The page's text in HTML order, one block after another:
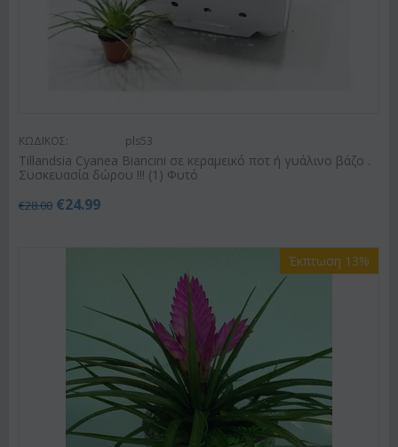
ΚΩΔΙΚΟΣ: pls53
Tillandsia Cyanea Biancini σε κεραμεικό ποτ ή γυάλινο βάζο .
Συσκευασία δώρου !!! (1) Φυτό
€28.00 €24.99
Έκπτωση 13%